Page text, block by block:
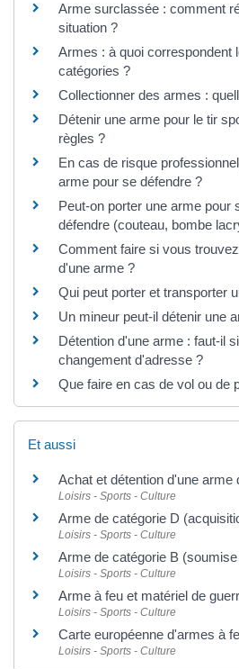
Arme surclassée : comment
situation ?
Armes : à quoi correspondent
catégories ?
Collectionner des armes :
Détenir une arme pour le tir
règles ?
En cas de risque
arme pour se défendre ?
Peut-on porter une arme pour
défendre (couteau, bombe
Comment faire si vous
d'une arme ?
Qui peut porter et transporter
Un mineur peut-il détenir une
Détention d'une arme : faut-il
changement d'adresse ?
Que faire en cas de vol ou de
Et aussi
Achat et détention d'une arme
Loisirs - Sports - Culture
Arme de catégorie D
Loisirs - Sports - Culture
Arme de catégorie B
Loisirs - Sports - Culture
Arme à feu et matériel de
Loisirs - Sports - Culture
Carte européenne d'armes à
Loisirs - Sports - Culture